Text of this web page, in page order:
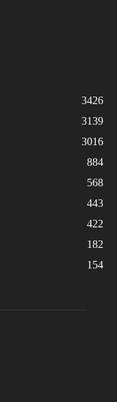
3426
3139
3016
884
568
443
422
182
154